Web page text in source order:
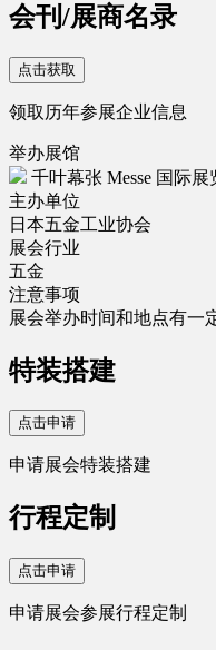
会刊/展商名录
点击获取
领取历年参展企业信息
举办展馆
千叶幕张 Messe 国际展
主办单位
日本五金工业协会
展会行业
五金
注意事项
展会举办时间和地点有一
特装搭建
点击申请
申请展会特装搭建
行程定制
点击申请
申请展会参展行程定制